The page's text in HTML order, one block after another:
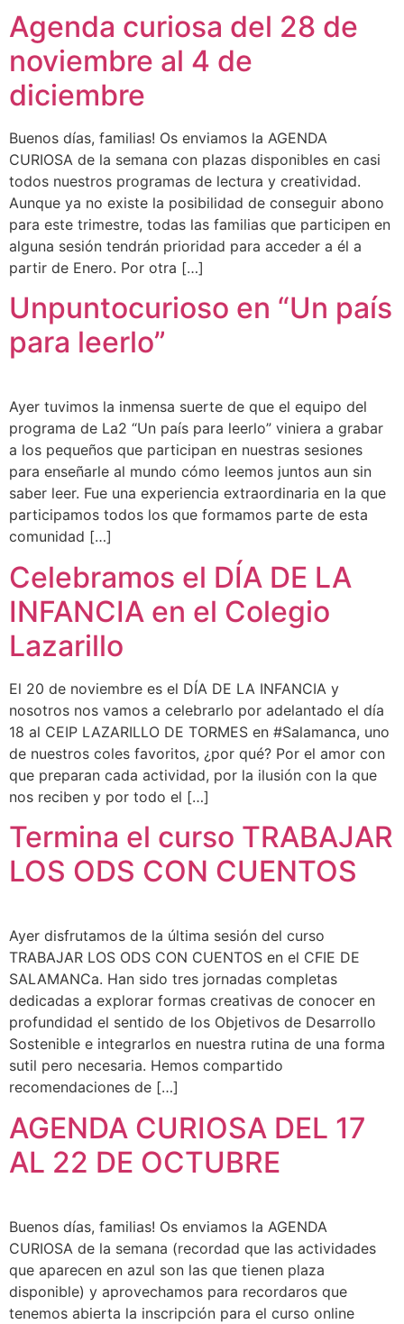
Agenda curiosa del 28 de
noviembre al 4 de
diciembre
Buenos días, familias! Os enviamos la AGENDA
CURIOSA de la semana con plazas disponibles en casi
todos nuestros programas de lectura y creatividad.
Aunque ya no existe la posibilidad de conseguir abono
para este trimestre, todas las familias que participen en
alguna sesión tendrán prioridad para acceder a él a
partir de Enero. Por otra […]
Unpuntocurioso en “Un país
para leerlo”
Ayer tuvimos la inmensa suerte de que el equipo del
programa de La2 “Un país para leerlo” viniera a grabar
a los pequeños que participan en nuestras sesiones
para enseñarle al mundo cómo leemos juntos aun sin
saber leer. Fue una experiencia extraordinaria en la que
participamos todos los que formamos parte de esta
comunidad […]
Celebramos el DÍA DE LA
INFANCIA en el Colegio
Lazarillo
El 20 de noviembre es el DÍA DE LA INFANCIA y
nosotros nos vamos a celebrarlo por adelantado el día
18 al CEIP LAZARILLO DE TORMES en #Salamanca, uno
de nuestros coles favoritos, ¿por qué? Por el amor con
que preparan cada actividad, por la ilusión con la que
nos reciben y por todo el […]
Termina el curso TRABAJAR
LOS ODS CON CUENTOS
Ayer disfrutamos de la última sesión del curso
TRABAJAR LOS ODS CON CUENTOS en el CFIE DE
SALAMANCa. Han sido tres jornadas completas
dedicadas a explorar formas creativas de conocer en
profundidad el sentido de los Objetivos de Desarrollo
Sostenible e integrarlos en nuestra rutina de una forma
sutil pero necesaria. Hemos compartido
recomendaciones de […]
AGENDA CURIOSA DEL 17
AL 22 DE OCTUBRE
Buenos días, familias! Os enviamos la AGENDA
CURIOSA de la semana (recordad que las actividades
que aparecen en azul son las que tienen plaza
disponible) y aprovechamos para recordaros que
tenemos abierta la inscripción para el curso online